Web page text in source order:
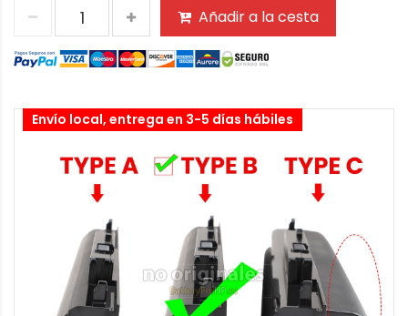
Añadir a la cesta
Envío local, entrega en 3-5 días hábiles